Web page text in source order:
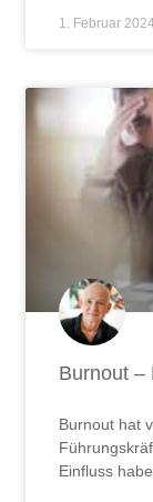
1. Februar 2024
Burnout –
Burnout hat
Einfluss